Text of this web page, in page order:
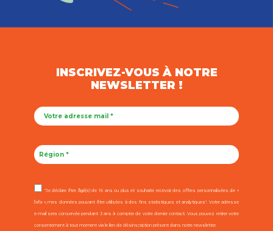
INSCRIVEZ-VOUS À NOTRE
NEWSLETTER !
"Je déclare être âgé(e) de 16 ans ou plus et souhaite recevoir des offres personnalisées de «
l’afa », mes données pouvant être utilisées à des fins statistiques et analytiques". Votre adresse
e-mail sera conservée pendant 3 ans à compter de votre dernier contact. Vous pouvez retirer votre
consentement à tout moment via le lien de désinscription présent dans notre newsletter.